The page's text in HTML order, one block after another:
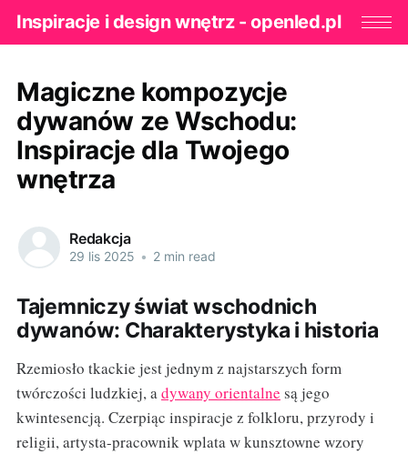
Inspiracje i design wnętrz - openled.pl
Magiczne kompozycje
dywanów ze Wschodu:
Inspiracje dla Twojego
wnętrza
Redakcja
29 lis 2025 • 2 min read
Tajemniczy świat wschodnich
dywanów: Charakterystyka i historia
Rzemiosło tkackie jest jednym z najstarszych form
twórczości ludzkiej, adywany orientalne są jego
kwintesencją. Czerpiąc inspiracje z folkloru, przyrody i
religii, artysta-pracownik wplata w kunsztowne wzory